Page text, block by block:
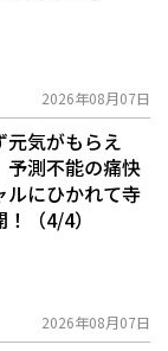
2026年08月07日
元気がもらえ
測不能の痛快
にひかれて寺
（4/4）
2026年08月07日